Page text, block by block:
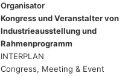
Organisator
Kongress und Veranstalter von
Industrieausstellung und
Rahmenprogramm
INTERPLAN
Congress, Meeting & Event